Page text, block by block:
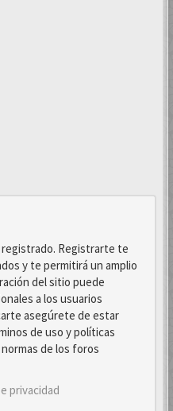
Registrarte te
y te permitirá un amplio
del sitio puede
a los usuarios
asegúrete de estar
de uso y políticas
de los foros
privacidad